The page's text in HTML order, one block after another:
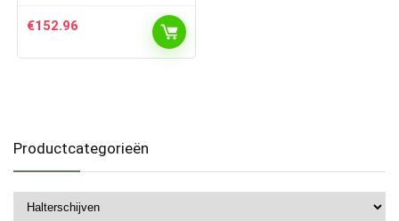
€152.96
Productcategorieën